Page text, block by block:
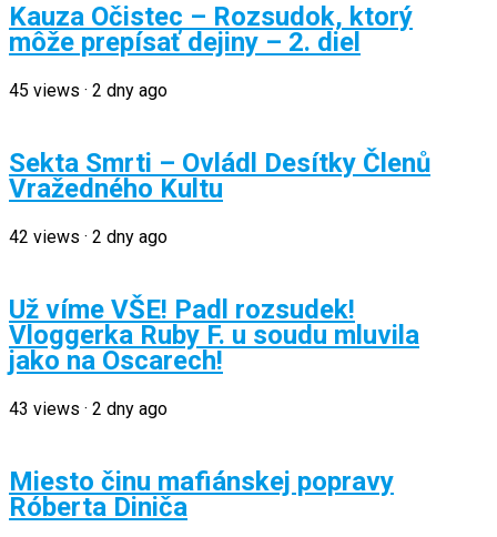
Kauza Očistec – Rozsudok, ktorý
môže prepísať dejiny – 2. diel
45 views · 2 dny ago
Sekta Smrti – Ovládl Desítky Členů
Vražedného Kultu
42 views · 2 dny ago
Už víme VŠE! Padl rozsudek!
Vloggerka Ruby F. u soudu mluvila
jako na Oscarech!
43 views · 2 dny ago
Miesto činu mafiánskej popravy
Róberta Diniča